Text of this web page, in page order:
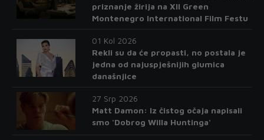
priznanje žirija na XII Green
Montenegro International Film Festu
01 Kol 2026
Rekli su da će propasti, no postala je
jedna od najuspješnijih glumica
današnjice
27 Srp 2026
Matt Damon: Iz čistog očaja napisali
smo 'Dobrog Willa Huntinga'